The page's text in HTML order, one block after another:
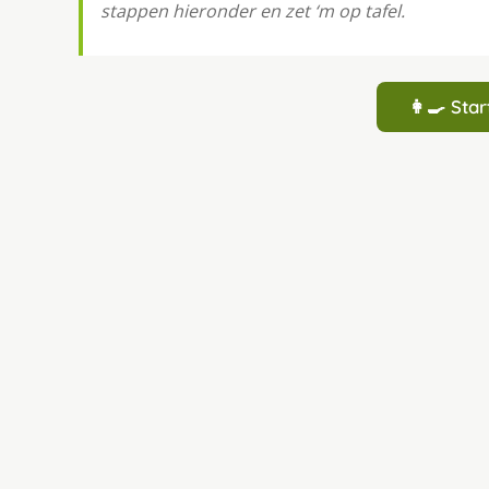
stappen hieronder en zet ‘m op tafel.
👩‍🍳